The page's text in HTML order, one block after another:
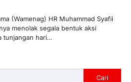
(Wamenag) HR Muhammad Syafii
menolak segala bentuk aksi
tunjangan hari…
Cari